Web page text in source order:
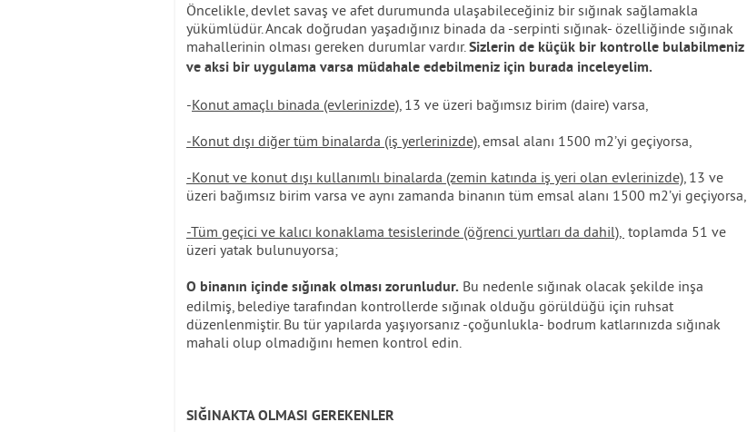
Öncelikle, devlet savaş ve afet durumunda ulaşabileceğiniz bir sığınak sağlamakla
yükümlüdür. Ancak doğrudan yaşadığınız binada da -serpinti sığınak- özelliğinde sığınak
mahallerinin olması gereken durumlar vardır.Sizlerin de küçük bir kontrolle bulabilmeniz
ve aksi bir uygulama varsa müdahale edebilmeniz için burada inceleyelim.
-Konut amaçlı binada (evlerinizde),13 ve üzeri bağımsız birim (daire) varsa,
-Konut dışı diğer tüm binalarda (iş yerlerinizde),emsal alanı 1500 m2’yi geçiyorsa,
-Konut ve konut dışı kullanımlı binalarda (zemin katında iş yeri olan evlerinizde),13 ve
üzeri bağımsız birim varsa ve aynı zamanda binanın tüm emsal alanı 1500 m2’yi geçiyorsa,
-Tüm geçici ve kalıcı konaklama tesislerinde (öğrenci yurtları da dahil), toplamda 51 ve
üzeri yatak bulunuyorsa;
O binanın içinde sığınak olması zorunludur. Bu nedenle sığınak olacak şekilde inşa
edilmiş, belediye tarafından kontrollerde sığınak olduğu görüldüğü için ruhsat
düzenlenmiştir. Bu tür yapılarda yaşıyorsanız -çoğunlukla- bodrum katlarınızda sığınak
mahali olup olmadığını hemen kontrol edin.
SIĞINAKTA OLMASI GEREKENLER